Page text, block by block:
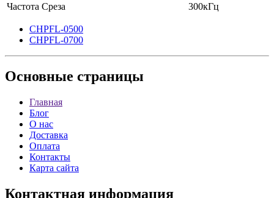
Частота Среза
300кГц
CHPFL-0500
CHPFL-0700
Основные страницы
Главная
Блог
О нас
Доставка
Оплата
Контакты
Карта сайта
Контактная информация